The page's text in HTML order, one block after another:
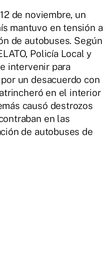
de noviembre, un
mantuvo en tensión a
de autobuses. Según
Policía Local y
intervenir para
un desacuerdo con
en el interior
causó destrozos
en las
de autobuses de